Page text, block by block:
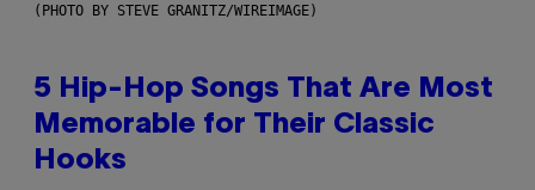
(PHOTO BY STEVE GRANITZ/WIREIMAGE)
5 Hip-Hop Songs That Are Most
Memorable for Their Classic
Hooks